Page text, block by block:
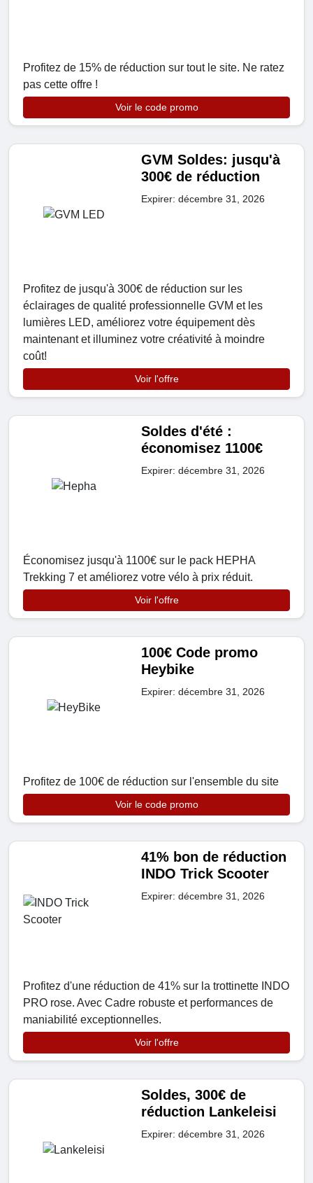
Profitez de 15% de réduction sur tout le site. Ne ratez
pas cette offre !
Voir le code promo
GVM Soldes: jusqu'à
300€ de réduction
Expirer: décembre 31, 2026
Profitez de jusqu'à 300€ de réduction sur les
éclairages de qualité professionnelle GVM et les
lumières LED, améliorez votre équipement dès
maintenant et illuminez votre créativité à moindre
coût!
Voir l'offre
Soldes d'été :
économisez 1100€
Expirer: décembre 31, 2026
Économisez jusqu'à 1100€ sur le pack HEPHA
Trekking 7 et améliorez votre vélo à prix réduit.
Voir l'offre
100€ Code promo
Heybike
Expirer: décembre 31, 2026
Profitez de 100€ de réduction sur l'ensemble du site
Voir le code promo
41% bon de réduction
INDO Trick Scooter
Expirer: décembre 31, 2026
Profitez d'une réduction de 41% sur la trottinette INDO
PRO rose. Avec Cadre robuste et performances de
maniabilité exceptionnelles.
Voir l'offre
Soldes, 300€ de
réduction Lankeleisi
Expirer: décembre 31, 2026